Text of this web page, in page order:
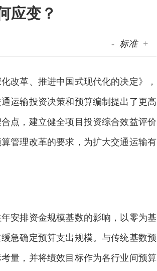
应变？
- 标准 +
改革、推进中国式现代化的决定》，
运输投资决策和预算编制提出了更高
点，建立健全项目投资综合效益评价
管理改革的要求，为扩大交通运输有
安排资金规模基数的影响，以零为基
急确定预算支出规模。与传统基数预
量，并将绩效目标作为各行业间预算